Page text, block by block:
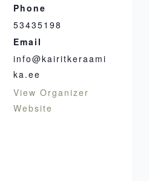
Phone
53435198
Email
info@kairitkeraami
ka.ee
View Organizer
Website